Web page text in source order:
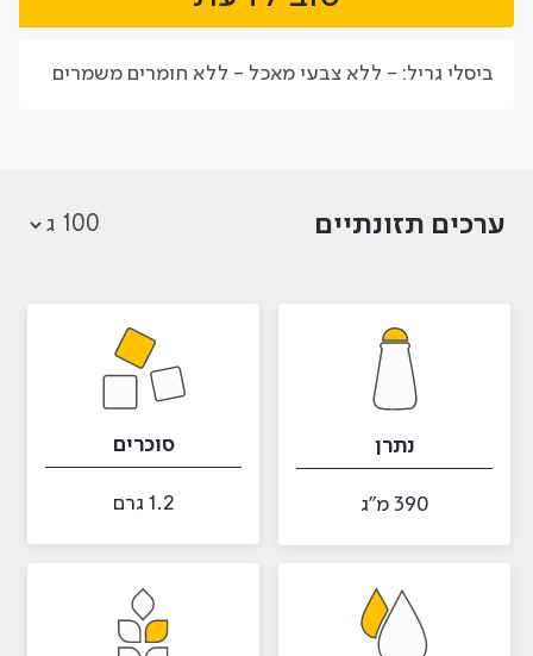
ביסלי גריל: - ללא צבעי מאכל - ללא חומרים משמרים
ערכים תזונתיים
נתרן
390 מ״ג
סוכרים
1.2 גרם